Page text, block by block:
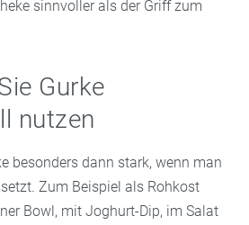
sinnvoller als der Griff zum
Gurke
nutzen
besonders dann stark, wenn man
Zum Beispiel als Rohkost
Bowl, mit Joghurt-Dip, im Salat